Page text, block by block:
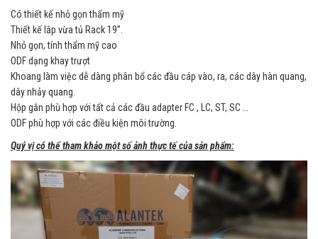
Có thiết kế nhỏ gọn thẩm mỹ
Thiết kế lắp vừa tủ Rack 19”.
Nhỏ gọn, tính thẩm mỹ cao
ODF dạng khay trượt
Khoang làm việc dễ dàng phân bổ các đầu cáp vào, ra, các dây hàn quang,
dây nhảy quang.
Hộp gắn phù hợp với tất cả các đầu adapter FC , LC, ST, SC …
ODF phù hợp với các điều kiện môi trường.
Quý vị có thể tham khảo một số ảnh thực tế của sản phẩm: